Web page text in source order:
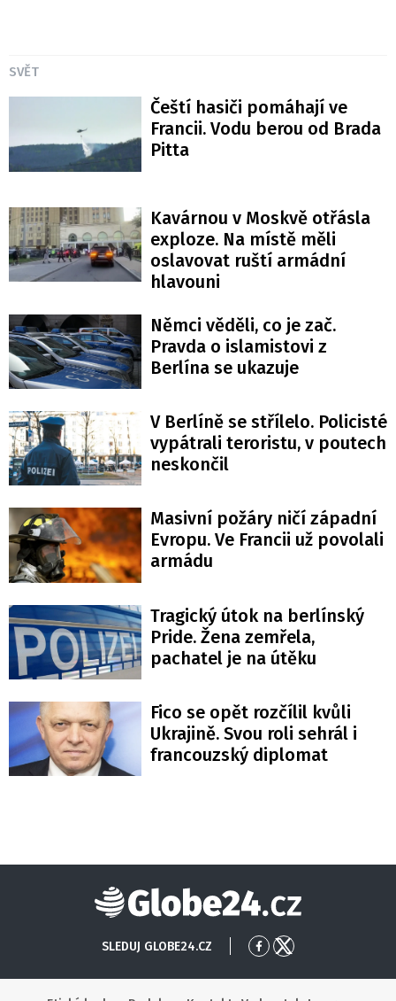
SVĚT
Čeští hasiči pomáhají ve
Francii. Vodu berou od Brada
Pitta
Kavárnou v Moskvě otřásla
exploze. Na místě měli
oslavovat ruští armádní
hlavouni
Němci věděli, co je zač.
Pravda o islamistovi z
Berlína se ukazuje
V Berlíně se střílelo. Policisté
vypátrali teroristu, v poutech
neskončil
Masivní požáry ničí západní
Evropu. Ve Francii už povolali
armádu
Tragický útok na berlínský
Pride. Žena zemřela,
pachatel je na útěku
Fico se opět rozčílil kvůli
Ukrajině. Svou roli sehrál i
francouzský diplomat
Globe24
SLEDUJ GLOBE24.CZ
Přejít
Facebook
Přejít
X